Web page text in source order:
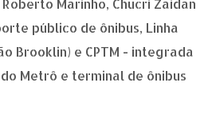
Marinho, Chucri Zaidan
público de ônibus, Linha
Brooklin) e CPTM - integrada
Metrô e terminal de ônibus